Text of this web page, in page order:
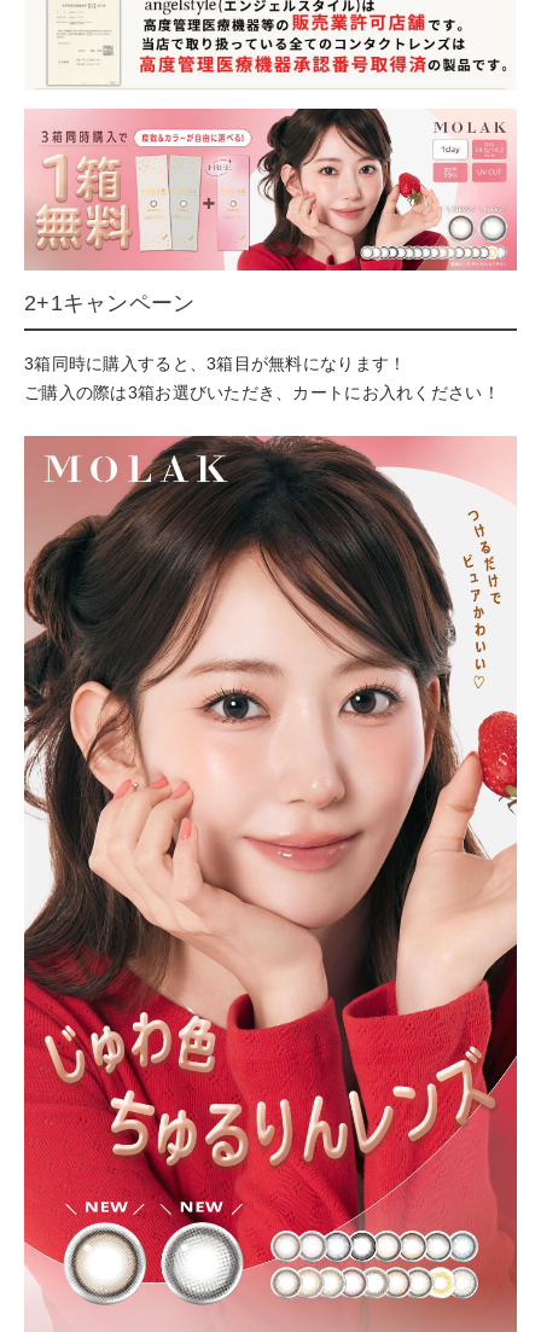
2+1キャンペーン
3箱同時に購入すると、3箱目が無料になります！
ご購入の際は3箱お選びいただき、カートにお入れください！